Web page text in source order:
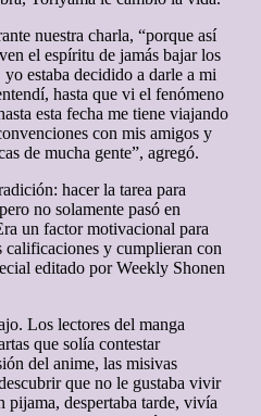
nuestra charla, “porque así
el espíritu de jamás bajar los
yo estaba decidido a darle a mi
hasta que vi el fenómeno
esta fecha me tiene viajando
con mis amigos y
de mucha gente”, agregó.
hacer la tarea para
no solamente pasó en
un factor motivacional para
calificaciones y cumplieran con
editado por Weekly Shonen
Los lectores del manga
que solía contestar
del anime, las misivas
que no le gustaba vivir
pijama, despertaba tarde, vivía